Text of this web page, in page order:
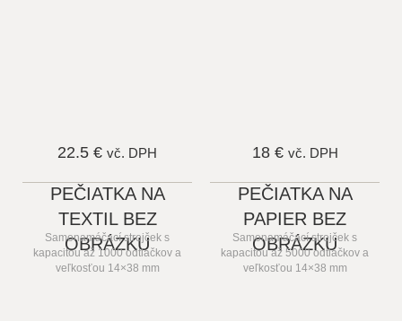
22.5 € vč. DPH 18 € vč. DPH
PEČIATKA NA
TEXTIL BEZ
OBRÁZKU
Samonamáčací strojček s
kapacitou až 1000 odtlačkov a
veľkosťou 14×38 mm
PEČIATKA NA
PAPIER BEZ
OBRÁZKU
Samonamáčací strojček s
kapacitou až 5000 odtlačkov a
veľkosťou 14×38 mm